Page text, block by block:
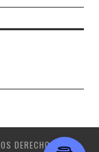
DERECHOS